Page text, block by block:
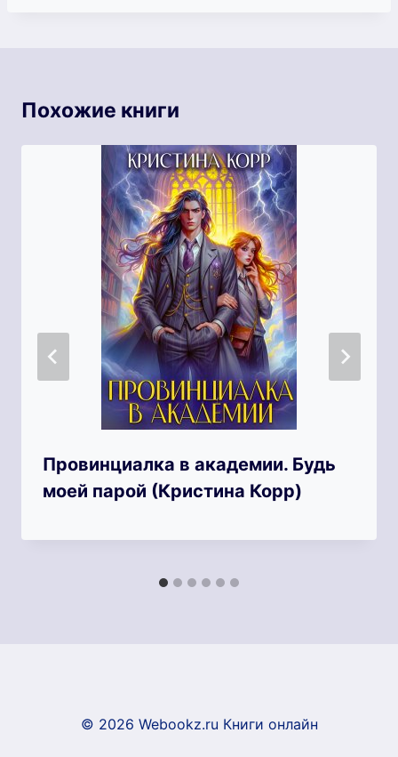
Похожие книги
Провинциалка в академии. Будь
моей парой (Кристина Корр)
© 2026 Webookz.ru Книги онлайн